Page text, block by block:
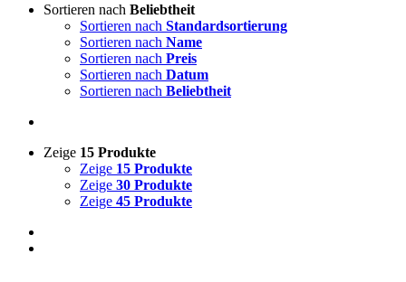
Sortieren nach Beliebtheit
Sortieren nach Standardsortierung
Sortieren nach Name
Sortieren nach Preis
Sortieren nach Datum
Sortieren nach Beliebtheit
Zeige 15 Produkte
Zeige 15 Produkte
Zeige 30 Produkte
Zeige 45 Produkte